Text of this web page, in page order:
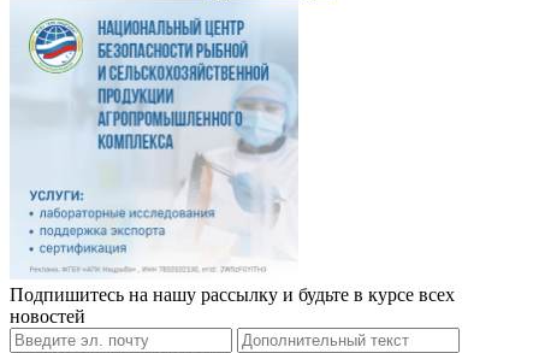
Подпишитесь на нашу рассылку и будьте в курсе всех
новостей